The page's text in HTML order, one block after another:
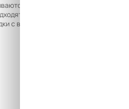
тип собираемых
модели класса M с
с влажными загрязнениями